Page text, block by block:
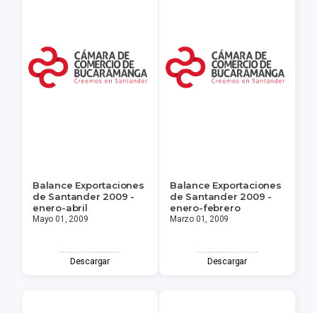
Balance Exportaciones
de Santander 2009 -
enero-abril
Mayo 01, 2009
Descargar
Balance Exportaciones
de Santander 2009 -
enero-febrero
Marzo 01, 2009
Descargar